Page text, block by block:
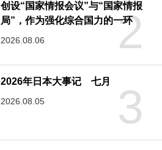
2
创设“国家情报会议”与“国家情报
局”，作为强化综合国力的一环
2026.08.06
3
2026年日本大事记 七月
2026.08.05